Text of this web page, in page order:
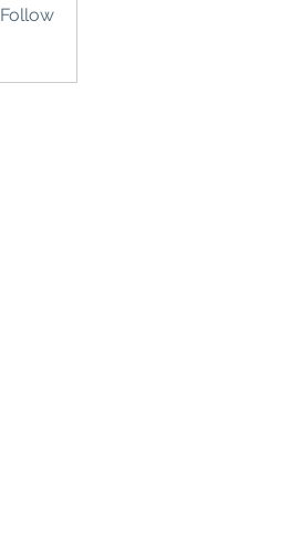
Follow